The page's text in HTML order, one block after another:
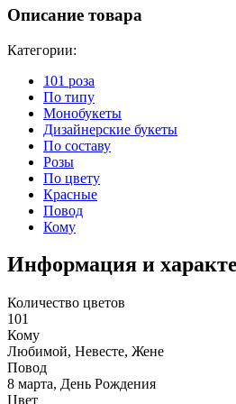
Описание товара
Категории:
101 роза
По типу
Монобукеты
Дизайнерские букеты
По составу
Розы
По цвету
Красные
Повод
Кому
Информация и
Количество цветов
101
Кому
Любимой, Невесте, Жене
Повод
8 марта, День Рождения
Цвет